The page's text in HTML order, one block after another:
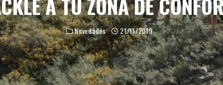
A TU ZONA DE
Novedades 21/11/2019